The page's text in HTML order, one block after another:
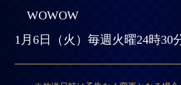
WOWOW
1月6日（火）毎週火曜24時30